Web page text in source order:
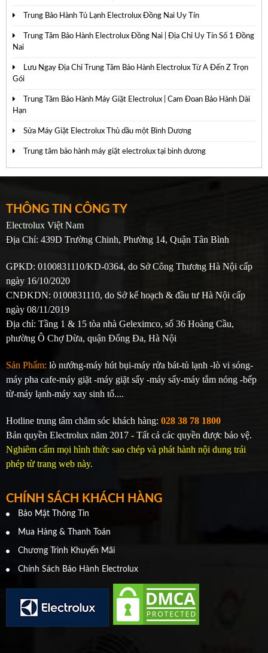
Trung Bảo Hành Tủ Lạnh Electrolux Đồng Nai Uy Tín
Trung Tâm Bảo Hành Electrolux Đồng Nai | Địa Chỉ Uy Tín Số 1 Đồng
Nai
Lưu Ngay Địa Chỉ Trung Tâm Bảo Hành Electrolux Từ A Đến Z Trọn
Gói
Trung Tâm Bảo Hành Máy Giặt Electrolux | Cam Đoan Bảo Hành Dài
Hạn
Sửa Máy Giặt Electrolux Thủ dầu một Bình Dương
Trung tâm bảo hành máy giặt electrolux tại bình dương
THÔNG TIN CÔNG TY
Electrolux Việt Nam
Địa Chỉ: 439D Trường Chinh, Phường 14, Quận Tân Bình
GPKD: 0100831110/KD-0364, do Sở Công Thương Hà Nội cấp
ngày 16/10/2020
CNĐKDN: 0100831110, do Sở kế hoạch & đầu tư Hà Nội cấp
ngày 08/11/2019
Địa chỉ: Tầng 1 & 15 tòa nhà Geleximco, số 36 Hoàng Cầu,
phường Ô Chợ Dừa, quận Đống Đa, Hà Nội
Sản Phẩm: lò nướng-máy hút bụi-máy rửa bát-tủ lạnh -lò vi sóng-
máy pha cafe-máy giặt -máy giặt sấy -máy sấy-máy tắm nóng -bếp
từ-máy lạnh-máy xay sinh tố....
Hotline trung tâm chăm sóc khách hàng: 028 38 78 1800
Bản quyền Electrolux năm 2017 - Tất cả các quyền được bảo vệ.
Nghiêm cấm mọi hình thức sao chép và phát hành nội dung trái
phép từ trang web này.
CHÍNH SÁCH KHÁCH HÀNG
Bảo Mật Thông Tin
Mua Hàng & Thanh Toán
Chương Trình Khuyến Mãi
Chính Sách Bảo Hành Electrolux